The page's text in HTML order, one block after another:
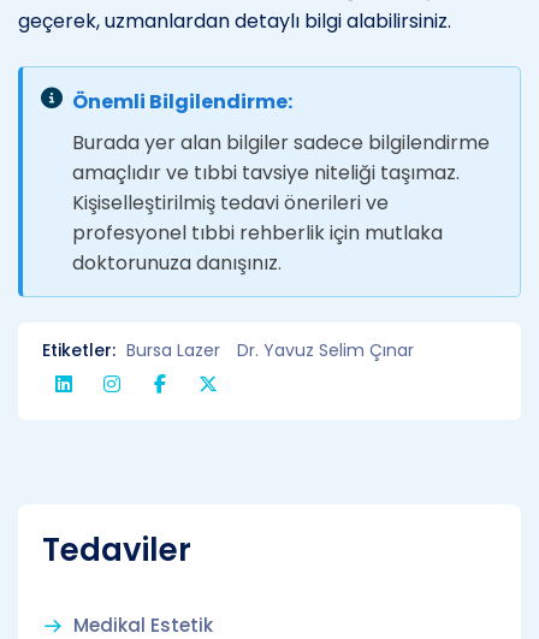
geçerek, uzmanlardan detaylı bilgi alabilirsiniz.
Önemli Bilgilendirme:
Burada yer alan bilgiler sadece bilgilendirme
amaçlıdır ve tıbbi tavsiye niteliği taşımaz.
Kişiselleştirilmiş tedavi önerileri ve
profesyonel tıbbi rehberlik için mutlaka
doktorunuza danışınız.
Etiketler: Bursa Lazer Dr. Yavuz Selim Çınar
Tedaviler
Medikal Estetik